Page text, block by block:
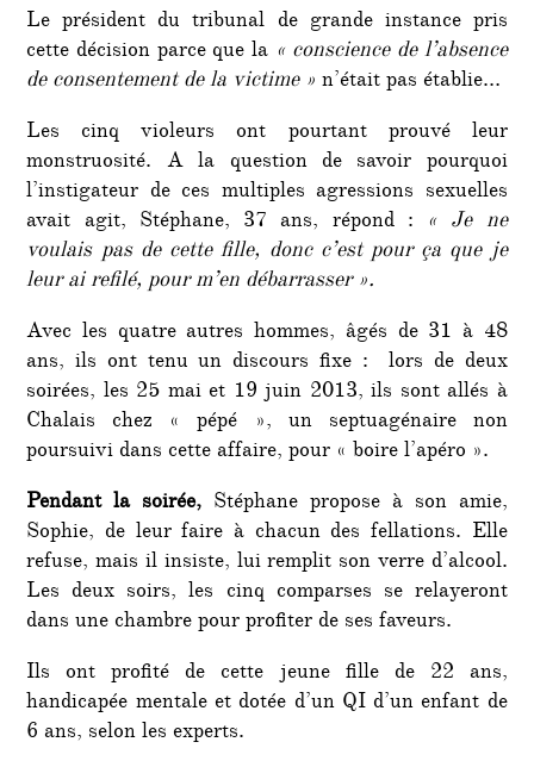
Le président du tribunal de grande instance pris
cette décision parce que la « conscience de l’absence
de consentement de la victime » n’était pas établie…
Les cinq violeurs ont pourtant prouvé leur
monstruosité. A la question de savoir pourquoi
l’instigateur de ces multiples agressions sexuelles
avait agit, Stéphane, 37 ans, répond : « Je ne
voulais pas de cette fille, donc c’est pour ça que je
leur ai refilé, pour m’en débarrasser ».
Avec les quatre autres hommes, âgés de 31 à 48
ans, ils ont tenu un discours fixe : lors de deux
soirées, les 25 mai et 19 juin 2013, ils sont allés à
Chalais chez « pépé », un septuagénaire non
poursuivi dans cette affaire, pour « boire l’apéro ».
Pendant la soirée, Stéphane propose à son amie,
Sophie, de leur faire à chacun des fellations. Elle
refuse, mais il insiste, lui remplit son verre d’alcool.
Les deux soirs, les cinq comparses se relayeront
dans une chambre pour profiter de ses faveurs.
Ils ont profité de cette jeune fille de 22 ans,
handicapée mentale et dotée d’un QI d’un enfant de
6 ans, selon les experts.